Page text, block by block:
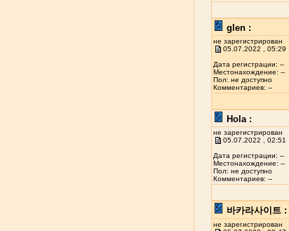
glen :
не зарегистрирован
05.07.2022 , 05:29
Дата регистрации: --
Местонахождение: --
Пол: не доступно
Комментариев: --
Hola :
не зарегистрирован
05.07.2022 , 02:51
Дата регистрации: --
Местонахождение: --
Пол: не доступно
Комментариев: --
바카라사이트 :
не зарегистрирован